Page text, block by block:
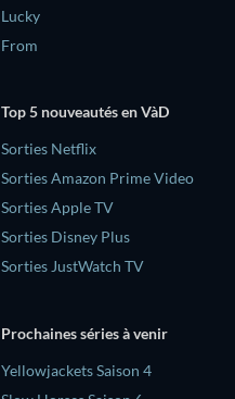
Lucky
From
Top 5 nouveautés en VàD
Sorties Netflix
Sorties Amazon Prime Video
Sorties Apple TV
Sorties Disney Plus
Sorties JustWatch TV
Prochaines séries à venir
Yellowjackets Saison 4